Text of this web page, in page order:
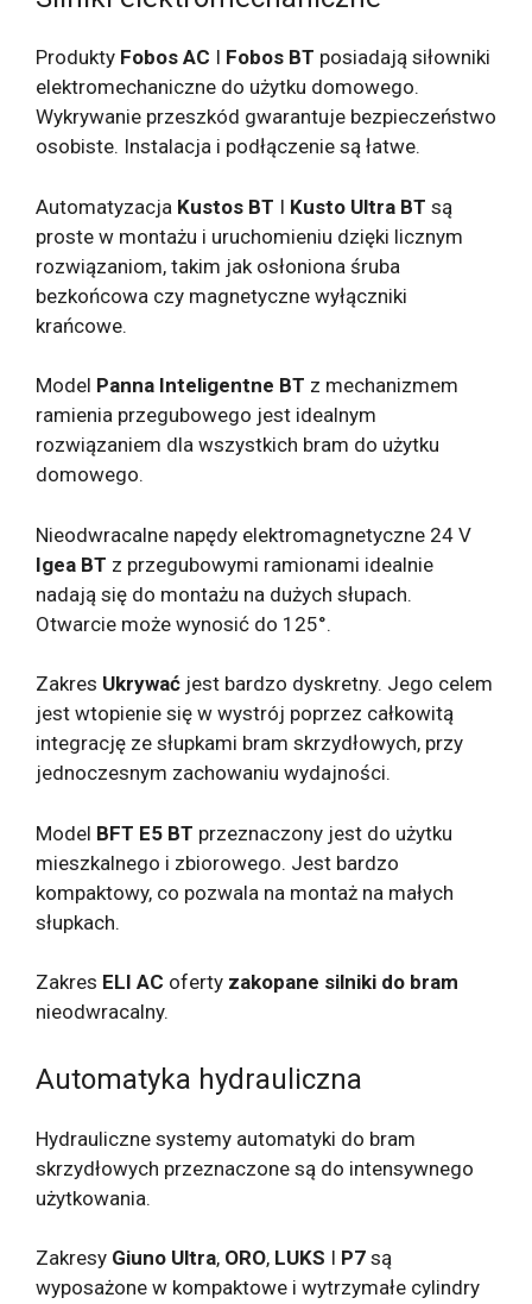
Produkty Fobos AC I Fobos BT posiadają siłowniki
elektromechaniczne do użytku domowego.
Wykrywanie przeszkód gwarantuje bezpieczeństwo
osobiste. Instalacja i podłączenie są łatwe.
Automatyzacja Kustos BT I Kusto Ultra BT są
proste w montażu i uruchomieniu dzięki licznym
rozwiązaniom, takim jak osłoniona śruba
bezkońcowa czy magnetyczne wyłączniki
krańcowe.
Model Panna Inteligentne BT z mechanizmem
ramienia przegubowego jest idealnym
rozwiązaniem dla wszystkich bram do użytku
domowego.
Nieodwracalne napędy elektromagnetyczne 24 V
Igea BT z przegubowymi ramionami idealnie
nadają się do montażu na dużych słupach.
Otwarcie może wynosić do 125°.
Zakres Ukrywać jest bardzo dyskretny. Jego celem
jest wtopienie się w wystrój poprzez całkowitą
integrację ze słupkami bram skrzydłowych, przy
jednoczesnym zachowaniu wydajności.
Model BFT E5 BT przeznaczony jest do użytku
mieszkalnego i zbiorowego. Jest bardzo
kompaktowy, co pozwala na montaż na małych
słupkach.
Zakres ELI AC oferty zakopane silniki do bram
nieodwracalny.
Automatyka hydrauliczna
Hydrauliczne systemy automatyki do bram
skrzydłowych przeznaczone są do intensywnego
użytkowania.
Zakresy Giuno Ultra, ORO, LUKS I P7 są
wyposażone w kompaktowe i wytrzymałe cylindry